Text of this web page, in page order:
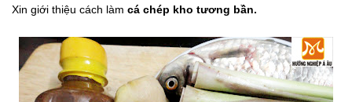
Xin giới thiệu cách làm cá chép kho tương bần.